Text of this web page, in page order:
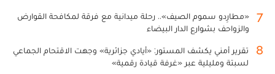
7
«مطارِدو سموم الصيف».. رحلة ميدانية مع فرقة لمكافحة القوارض
والزواحف بشوارع الدار البيضاء
8
تقرير أمني يكشف المستور: «أيادي جزائرية» وجهت الاقتحام الجماعي
لسبتة ومليلية عبر «غرفة قيادة رقمية»